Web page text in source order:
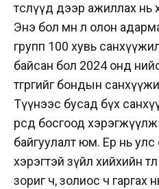
төслүүд дээр ажиллах нь
Энэ бол мөн л олон
групп 100 хувь
байсан бол 2024 онд
төгрөгийг бондын
Түүнээс бусад бүх
өөрсдөө босгоод
байгуулалт юм. Ер нь
хэрэгтэй зүйл хийхийн
зориг ч, золиос ч гаргах